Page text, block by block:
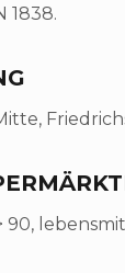
1838.